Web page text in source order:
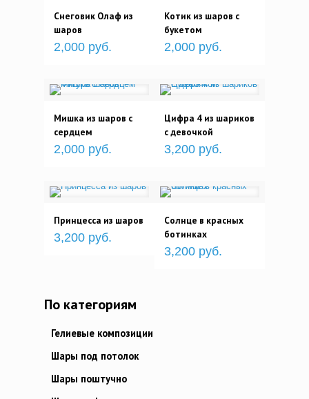
Снеговик Олаф из
шаров
2,000 руб.
Котик из шаров с
букетом
2,000 руб.
Мишка из шаров с
сердцем
2,000 руб.
Цифра 4 из шариков
с девочкой
3,200 руб.
Принцесса из шаров
3,200 руб.
Солнце в красных
ботинках
3,200 руб.
По категориям
Гелиевые композиции
Шары под потолок
Шары поштучно